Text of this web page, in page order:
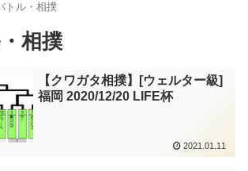
トル・相撲
相撲
【クワガタ相撲】[ウェルター級]
福岡 2020/12/20 LIFE杯
2021.01.11